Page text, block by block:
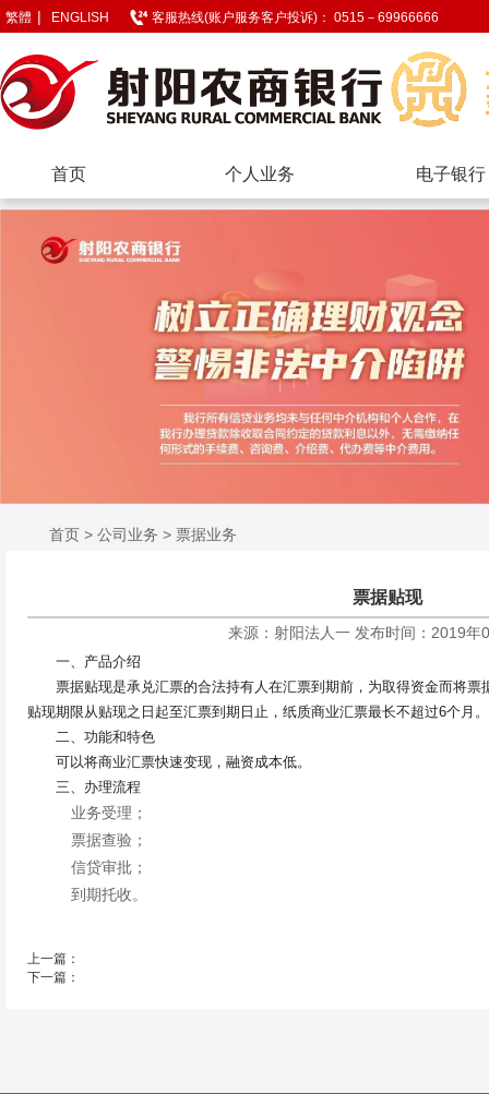
繁體 | ENGLISH 客服热线(账户服务客户投诉)： 0515－69966666
首页 个人业务 电子银行
首页 > 公司业务 > 票据业务
票据贴现
来源：射阳法人一 发布时间：2019年
一、产品介绍
票据贴现是承兑汇票的合法持有人在汇票到期前，为取得资金而将票
贴现期限从贴现之日起至汇票到期日止，纸质商业汇票最长不超过6个月。
二、功能和特色
可以将商业汇票快速变现，融资成本低。
三、办理流程
业务受理；
票据查验；
信贷审批；
到期托收。
上一篇：
下一篇：